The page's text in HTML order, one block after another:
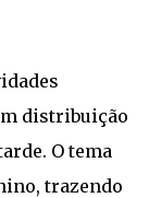
distribuição
O tema
trazendo